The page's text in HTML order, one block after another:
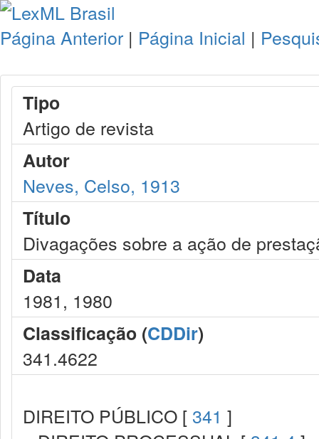
Página Anterior | Página Inicial |
Tipo
Artigo de revista
Autor
Neves, Celso, 1913
Título
Divagações sobre a ação de
Data
1981, 1980
Classificação (CDDir)
341.4622
DIREITO PÚBLICO [ 341 ]